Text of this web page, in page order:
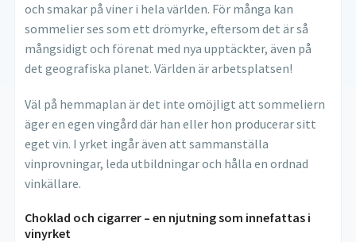
och smakar på viner i hela världen. För många kan
sommelier ses som ett drömyrke, eftersom det är så
mångsidigt och förenat med nya upptäckter, även på
det geografiska planet. Världen är arbetsplatsen!
Väl på hemmaplan är det inte omöjligt att sommeliern
äger en egen vingård där han eller hon producerar sitt
eget vin. I yrket ingår även att sammanställa
vinprovningar, leda utbildningar och hålla en ordnad
vinkällare.
Choklad och cigarrer – en njutning som innefattas i
vinyrket